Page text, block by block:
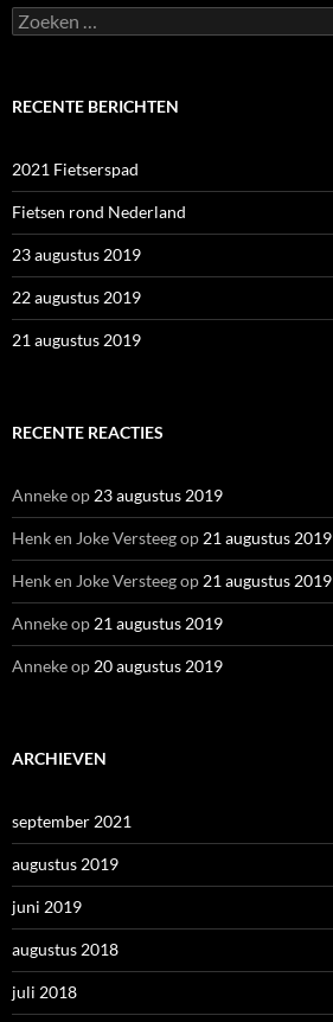
Zoeken
naar:
RECENTE BERICHTEN
2021 Fietserspad
Fietsen rond Nederland
23 augustus 2019
22 augustus 2019
21 augustus 2019
RECENTE REACTIES
Annekeop 23 augustus 2019
Henk en Joke Versteegop 21 augustus 2019
Henk en Joke Versteegop 21 augustus 2019
Annekeop 21 augustus 2019
Annekeop 20 augustus 2019
ARCHIEVEN
september 2021
augustus 2019
juni 2019
augustus 2018
juli 2018